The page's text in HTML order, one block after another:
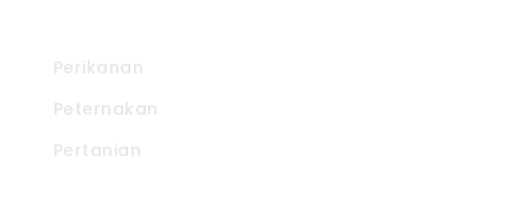
Perikanan
Peternakan
Pertanian